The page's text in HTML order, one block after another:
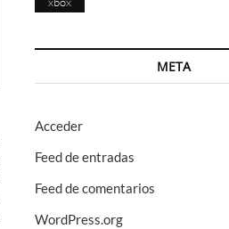
META
Acceder
Feed de entradas
Feed de comentarios
WordPress.org